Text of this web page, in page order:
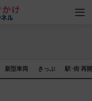
新型車両 きっぷ 駅･街 再